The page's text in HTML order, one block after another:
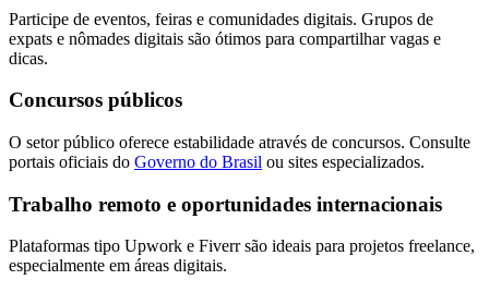
Participe de eventos, feiras e comunidades digitais. Grupos de
expats e nômades digitais são ótimos para compartilhar vagas e
dicas.
Concursos públicos
O setor público oferece estabilidade através de concursos. Consulte
portais oficiais do Governo do Brasil ou sites especializados.
Trabalho remoto e oportunidades internacionais
Plataformas tipo Upwork e Fiverr são ideais para projetos freelance,
especialmente em áreas digitais.